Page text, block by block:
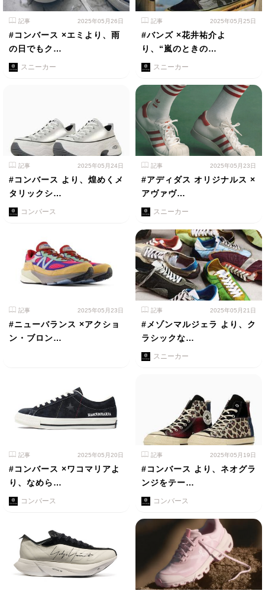
記事 2025年05月26日
#コンバース ×エミより、雨
の日でもク…
スニーカー
記事 2025年05月25日
#バンズ ×花井祐介よ
り、“嵐のときの…
スニーカー
記事 2025年05月24日
#コンバース より、煌めくメ
タリックシ…
コンバース
記事 2025年05月23日
#アディダス オリジナルス ×
アヴァヴ…
スニーカー
記事 2025年05月23日
#ニューバランス ×アクショ
ン・ブロン…
記事 2025年05月21日
#メゾンマルジェラ より、ク
ラシックな…
スニーカー
記事 2025年05月20日
#コンバース ×ワコマリアよ
り、なめら…
コンバース
記事 2025年05月19日
#コンバース より、ネオグラ
ンジをテー…
コンバース